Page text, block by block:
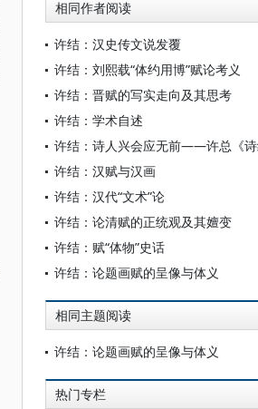
相同作者阅读
许结：汉史传文说发覆
许结：刘熙载“体约用博”赋论考义
许结：晋赋的写实走向及其思考
许结：学术自述
许结：汉赋与汉画
许结：汉代“文术”论
许结：论清赋的正统观及其嬗变
许结：赋“体物”史话
许结：论题画赋的呈像与体义
相同主题阅读
许结：论题画赋的呈像与体义
热门专栏